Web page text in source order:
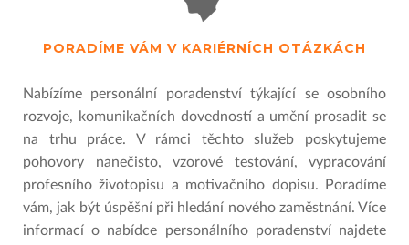
PORADÍME VÁM V KARIÉRNÍCH OTÁZKÁCH
Nabízíme personální poradenství týkající se osobního
rozvoje, komunikačních dovedností a umění prosadit se
na trhu práce. V rámci těchto služeb poskytujeme
pohovory nanečisto, vzorové testování, vypracování
profesního životopisu a motivačního dopisu. Poradíme
vám, jak být úspěšní při hledání nového zaměstnání. Více
informací o nabídce personálního poradenství najdete